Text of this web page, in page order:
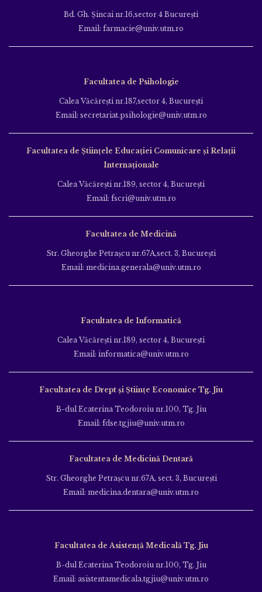
Bd. Gh. Şincai nr.16,sector 4 Bucureşti
Email: farmacie@univ.utm.ro
Facultatea de Psihologie
Calea Văcăreşti nr.187,sector 4, Bucureşti
Email: secretariat.psihologie@univ.utm.ro
Facultatea de Ştiinţele Educației Comunicare și Relații
Internaționale
Calea Văcăreşti nr.189, sector 4, Bucureşti
Email: fscri@univ.utm.ro
Facultatea de Medicină
Str. Gheorghe Petraşcu nr.67A,sect. 3, Bucureşti
Email: medicina.generala@univ.utm.ro
Facultatea de Informatică
Calea Văcăreşti nr.189, sector 4, Bucureşti
Email: informatica@univ.utm.ro
Facultatea de Drept și Științe Economice Tg. Jiu
B-dul Ecaterina Teodoroiu nr.100, Tg. Jiu
Email: fdse.tgjiu@univ.utm.ro
Facultatea de Medicină Dentară
Str. Gheorghe Petraşcu nr.67A, sect. 3, Bucureşti
Email: medicina.dentara@univ.utm.ro
Facultatea de Asistență Medicală Tg. Jiu
B-dul Ecaterina Teodoroiu nr.100, Tg. Jiu
Email: asistentamedicala.tgjiu@univ.utm.ro